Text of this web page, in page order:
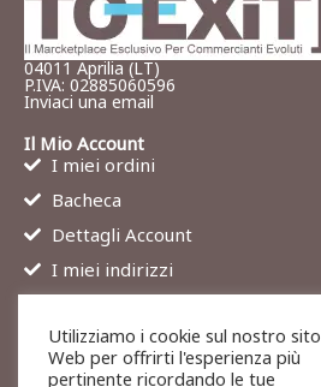
04011 Aprilia (LT)
P.IVA: 02885060596
Inviaci una email
Il Mio Account
I miei ordini
Bacheca
Dettagli Account
I miei indirizzi
Chi siamo
Services
Utilizziamo i cookie sul nostro sito
Web per offrirti l'esperienza più
pertinente ricordando le tue